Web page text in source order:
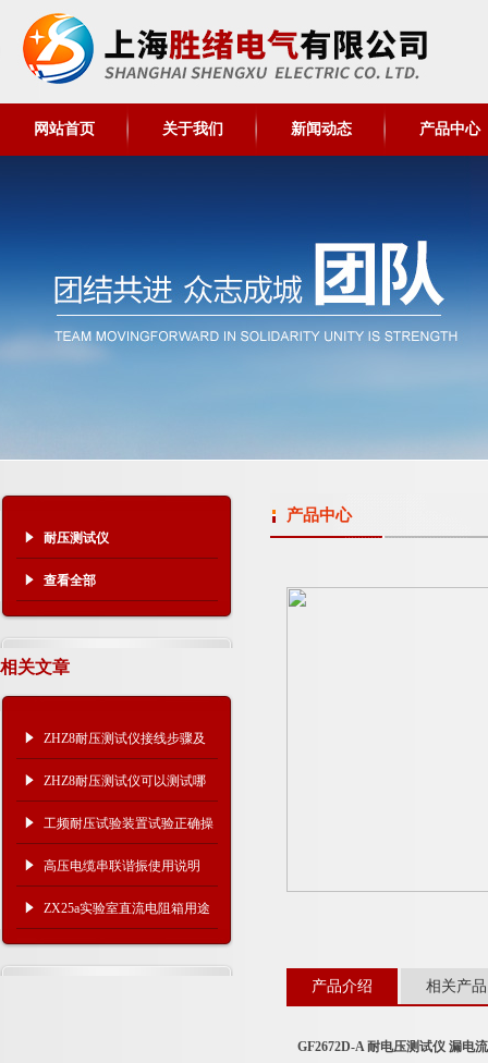
网站首页 关于我们 新闻动态 产品中心
耐压测试仪
查看全部
相关文章
ZHZ8耐压测试仪接线步骤及
注意事项
ZHZ8耐压测试仪可以测试哪
些设备？
工频耐压试验装置试验正确操
作步骤
高压电缆串联谐振使用说明
ZX25a实验室直流电阻箱用途
产品中心
产品介绍 相关产品
GF2672D-A 耐电压测试仪 漏电